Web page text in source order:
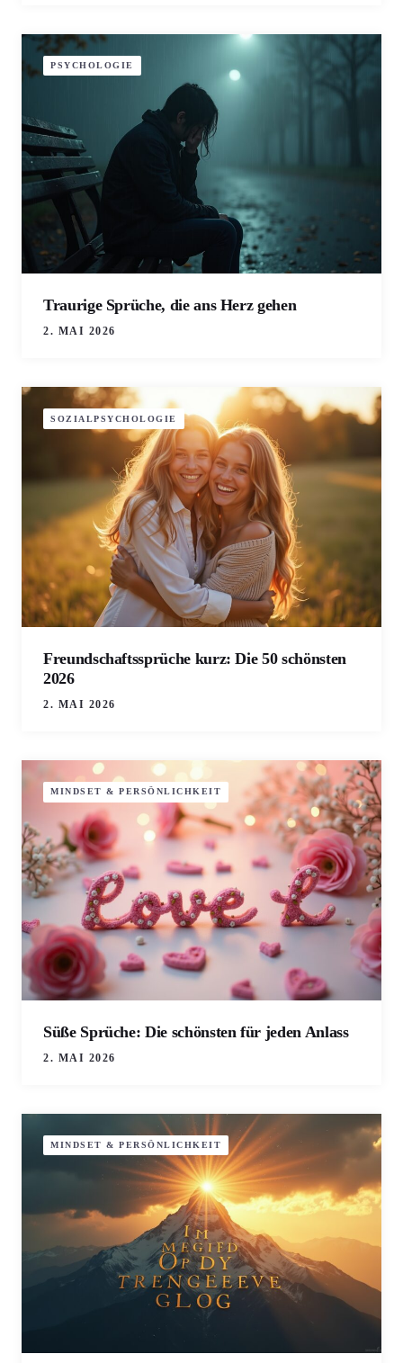
PSYCHOLOGIE
Traurige Sprüche, die ans Herz gehen
2. MAI 2026
SOZIALPSYCHOLOGIE
Freundschaftssprüche kurz: Die 50 schönsten
2026
2. MAI 2026
MINDSET & PERSÖNLICHKEIT
Süße Sprüche: Die schönsten für jeden Anlass
2. MAI 2026
MINDSET & PERSÖNLICHKEIT